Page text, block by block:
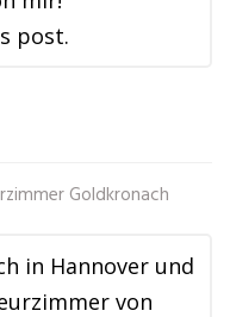
post.
Goldkronach
in Hannover und
von